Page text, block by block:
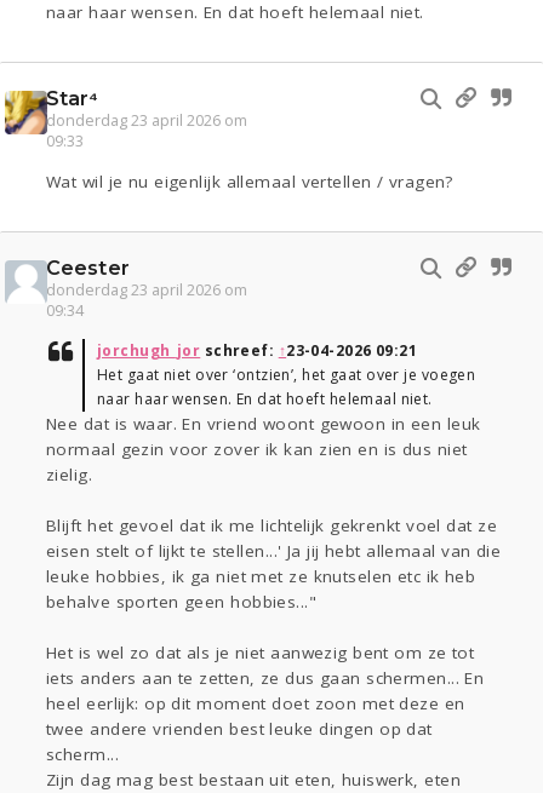
naar haar wensen. En dat hoeft helemaal niet.
Star⁴
donderdag 23 april 2026 om
09:33
Wat wil je nu eigenlijk allemaal vertellen / vragen?
Ceester
donderdag 23 april 2026 om
09:34
jorchugh_jor schreef: ↑23-04-2026 09:21
Het gaat niet over ‘ontzien’, het gaat over je voegen
naar haar wensen. En dat hoeft helemaal niet.
Nee dat is waar. En vriend woont gewoon in een leuk
normaal gezin voor zover ik kan zien en is dus niet
zielig.
Blijft het gevoel dat ik me lichtelijk gekrenkt voel dat ze
eisen stelt of lijkt te stellen...' Ja jij hebt allemaal van die
leuke hobbies, ik ga niet met ze knutselen etc ik heb
behalve sporten geen hobbies..."
Het is wel zo dat als je niet aanwezig bent om ze tot
iets anders aan te zetten, ze dus gaan schermen... En
heel eerlijk: op dit moment doet zoon met deze en
twee andere vrienden best leuke dingen op dat
scherm...
Zijn dag mag best bestaan uit eten, huiswerk, eten